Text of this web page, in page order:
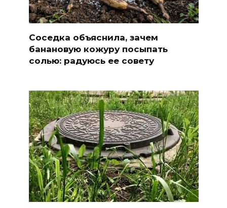
Соседка объяснила, зачем
банановую кожуру посыпать
солью: радуюсь ее совету